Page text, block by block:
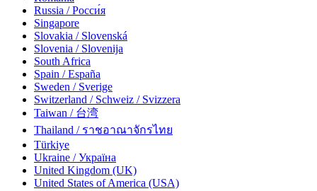
Russia / Росси́я
Singapore
Slovakia / Slovenská
Slovenia / Slovenija
South Africa
Spain / España
Sweden / Sverige
Switzerland / Schweiz / Svizzera
Taiwan / 台湾
Thailand / ราชอาณาจักรไทย
Türkiye
Ukraine / Україна
United Kingdom (UK)
United States of America (USA)